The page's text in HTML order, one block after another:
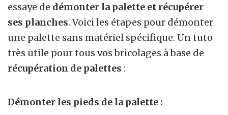
essaye de démonter la palette et récupérer
ses planches. Voici les étapes pour démonter
une palette sans matériel spécifique. Un tuto
très utile pour tous vos bricolages à base de
récupération de palettes :
Démonter les pieds de la palette :